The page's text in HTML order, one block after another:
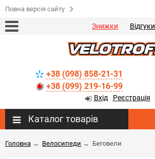
Повна версія сайту
Знижки Відгуки
+38 (098) 858-21-31
+38 (099) 219-16-99
Вхід Реєстрація
Каталог товарів
Головна → Велосипеди → Беговели